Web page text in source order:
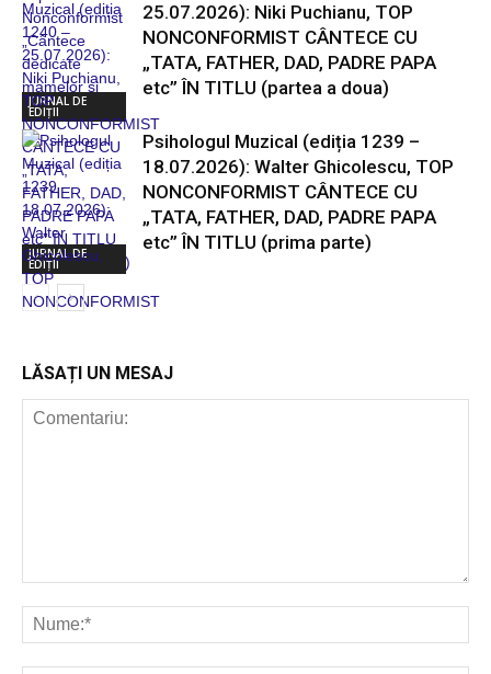
JURNAL DE
EDIȚII
JURNAL DE
EDIȚII
25.07.2026): Niki Puchianu, TOP
NONCONFORMIST CÂNTECE CU
„TATA, FATHER, DAD, PADRE PAPA
etc” ÎN TITLU (partea a doua)
Psihologul Muzical (ediția 1239 –
18.07.2026): Walter Ghicolescu, TOP
NONCONFORMIST CÂNTECE CU
„TATA, FATHER, DAD, PADRE PAPA
etc” ÎN TITLU (prima parte)
LĂSAȚI UN MESAJ